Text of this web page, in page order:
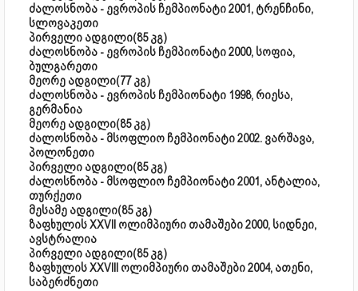
ძალოსნობა - ევროპის ჩემპიონატი 2001, ტრენჩინი,
სლოვაკეთი
პირველი ადგილი(85 კგ)
ძალოსნობა - ევროპის ჩემპიონატი 2000, სოფია,
ბულგარეთი
მეორე ადგილი(77 კგ)
ძალოსნობა - ევროპის ჩემპიონატი 1998, რიესა,
გერმანია
მეორე ადგილი(85 კგ)
ძალოსნობა - მსოფლიო ჩემპიონატი 2002. ვარშავა,
პოლონეთი
პირველი ადგილი(85 კგ)
ძალოსნობა - მსოფლიო ჩემპიონატი 2001, ანტალია,
თურქეთი
მესამე ადგილი(85 კგ)
ზაფხულის XXVII ოლიმპიური თამაშები 2000, სიდნეი,
ავსტრალია
პირველი ადგილი(85 კგ)
ზაფხულის XXVIII ოლიმპიური თამაშები 2004, ათენი,
საბერძნეთი